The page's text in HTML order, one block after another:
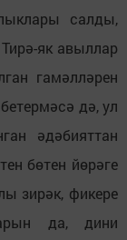
салды,
як авыллар
гамәлләрен
дә, ул
әдәбияттан
бөтен йөрәге
зирәк, фикере
да, дини